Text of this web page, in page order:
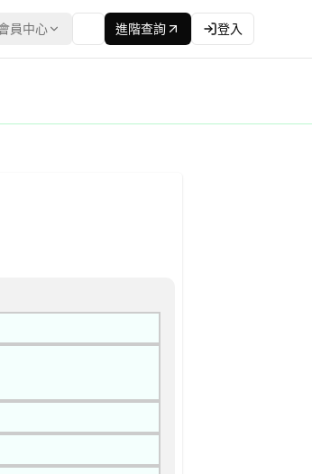
員中心 進階查詢 登入
子採購網（公共工程委員會） | 更新時間：